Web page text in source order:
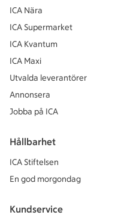
ICA Nära
ICA Supermarket
ICA Kvantum
ICA Maxi
Utvalda leverantörer
Annonsera
Jobba på ICA
Hållbarhet
ICA Stiftelsen
En god morgondag
Kundservice